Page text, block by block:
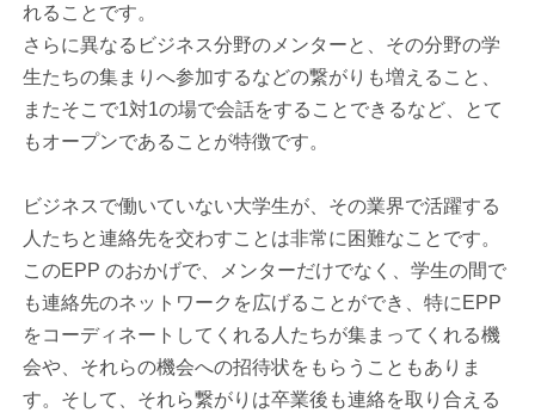
れることです。
さらに異なるビジネス分野のメンターと、その分野の学
生たちの集まりへ参加するなどの繋がりも増えること、
またそこで1対1の場で会話をすることできるなど、とて
もオープンであることが特徴です。
ビジネスで働いていない大学生が、その業界で活躍する
人たちと連絡先を交わすことは非常に困難なことです。
このEPP のおかげで、メンターだけでなく、学生の間で
も連絡先のネットワークを広げることができ、特にEPP
をコーディネートしてくれる人たちが集まってくれる機
会や、それらの機会への招待状をもらうこともありま
す。そして、それら繋がりは卒業後も連絡を取り合える